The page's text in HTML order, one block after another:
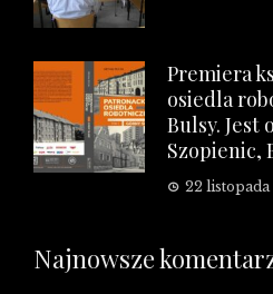
Premiera
osiedla
Bulsy. Jest
Szopienic,
22 listopada
Najnowsze